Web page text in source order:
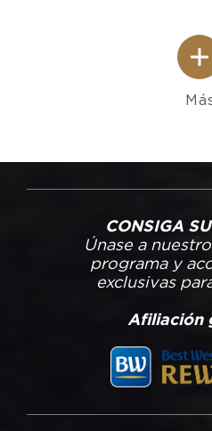
CONSIGA
Únase a
programa y
exclusivas
Afiliación